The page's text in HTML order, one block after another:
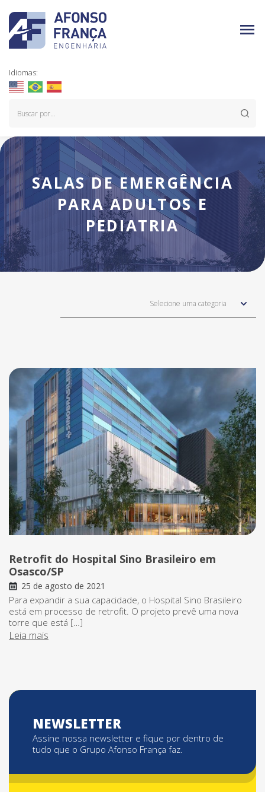
Idiomas:
SALAS DE EMERGÊNCIA
PARA ADULTOS E
PEDIATRIA
Selecione uma categoria
Retrofit do Hospital Sino Brasileiro em
Osasco/SP
25 de agosto de 2021
Para expandir a sua capacidade, o Hospital Sino Brasileiro
está em processo de retrofit. O projeto prevê uma nova
torre que está […]
Leia mais
NEWSLETTER
Assine nossa newsletter e fique por dentro de
tudo que o Grupo Afonso França faz.